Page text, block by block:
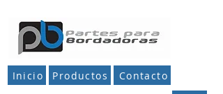
Inicio Productos Contacto